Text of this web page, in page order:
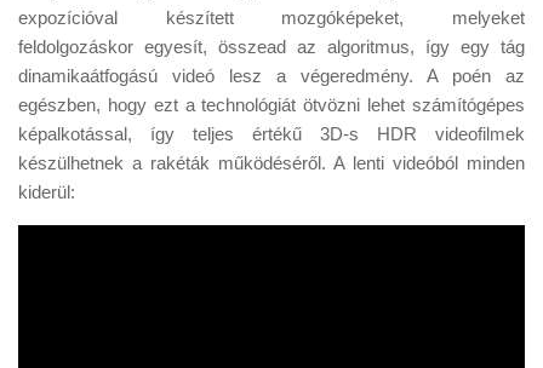
Helyszíni Riport
E-BB
expozícióval készített mozgóképeket, melyeket
feldolgozáskor egyesít, összead az algoritmus, így egy tág
dinamikaátfogású videó lesz a végeredmény. A poén az
egészben, hogy ezt a technológiát ötvözni lehet számítógépes
képalkotással, így teljes értékű 3D-s HDR videofilmek
készülhetnek a rakéták működéséről. A lenti videóból minden
kiderül: